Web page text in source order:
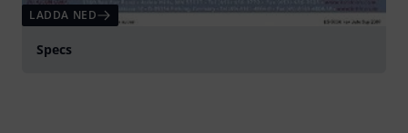
LADDA NED
Specs